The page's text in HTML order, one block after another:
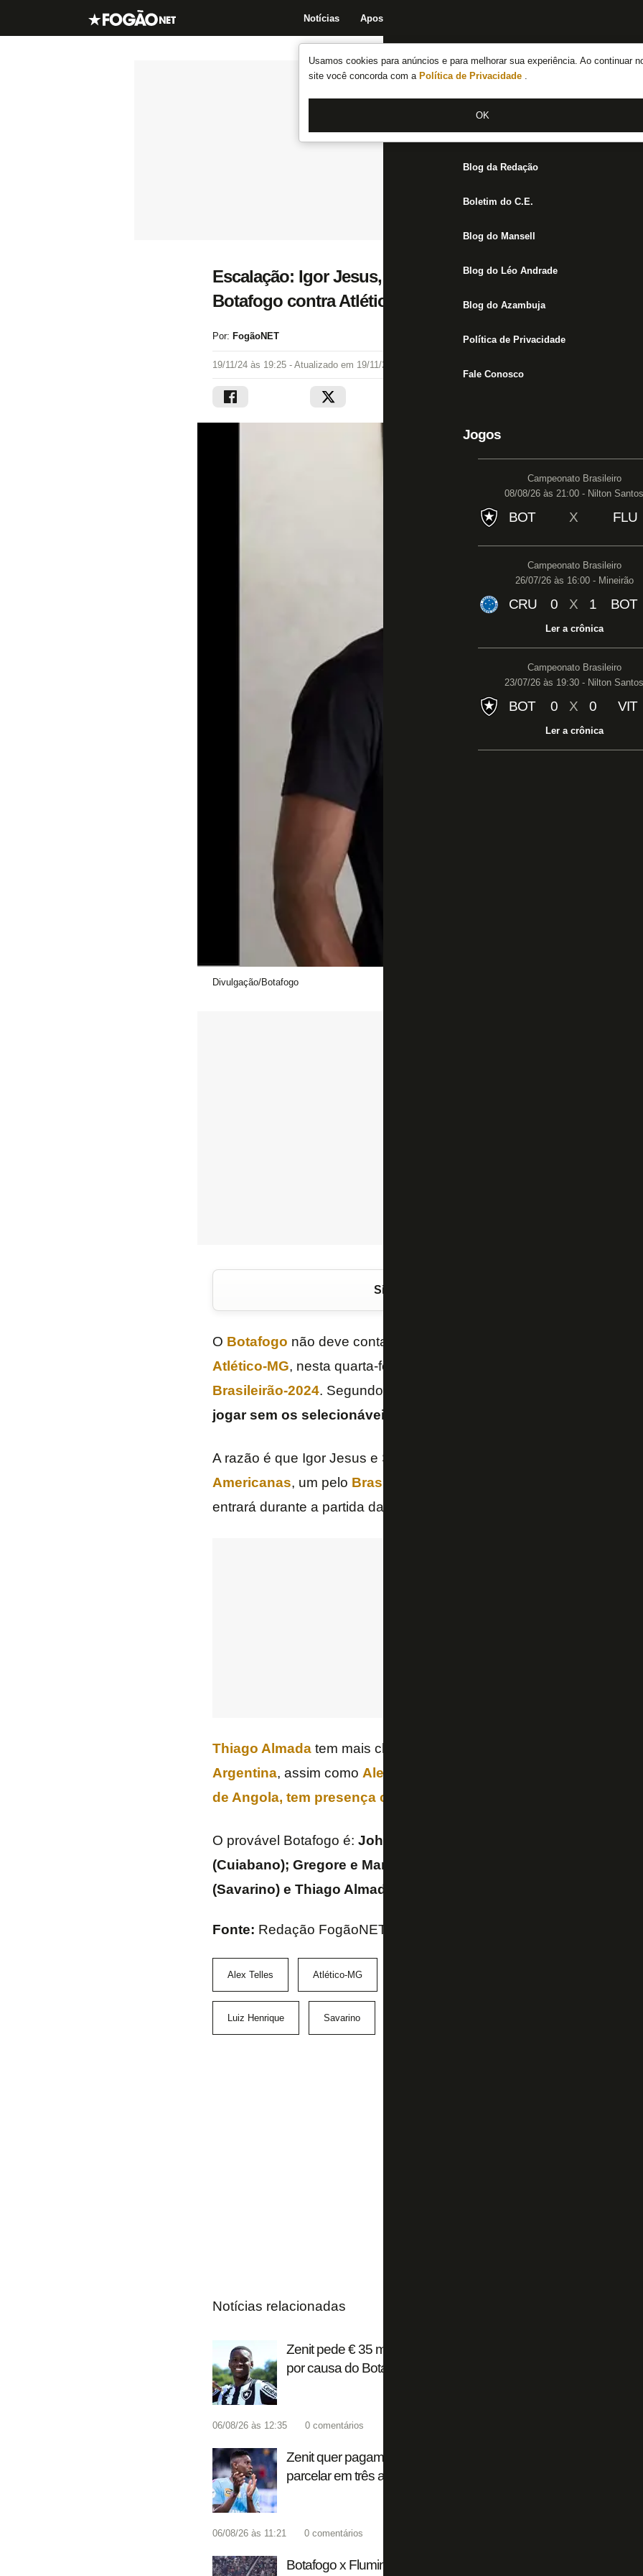
Usamos cookies para anúncios e para melhorar sua experiência. Ao continuar
site você concorda com a Política de Privacidade .
OK
Notícias Apostas
Notícias do Botafogo
Fórum
Jogos
Blog da Redação
Boletim do C.E.
Blog do Mansell
Blog do Léo Andrade
Blog do Azambuja
Política de Privacidade
Fale Conosco
Jogos
Campeonato Brasileiro
08/08/26 às 21:00 - Nilton Santos
BOT X FLU
Campeonato Brasileiro
26/07/26 às 16:00 - Mineirão
CRU 0 X 1 BOT
Ler a crônica
Campeonato Brasileiro
23/07/26 às 19:30 - Nilton Santos
BOT 0 X 0 VIT
Ler a crônica
Escalação: Igor Jesus, Savarino e Luiz Henrique devem
Botafogo contra Atlético-MG, diz site
Por: FogãoNET
19/11/24 às 19:25 - Atualizado em 19/11/24 às 19:40
Divulgação/Botafogo
Siga o FogãoNET
O Botafogo não deve contar com
Atlético-MG, nesta quarta-feira (20/11), na Arena Independência,
Brasileirão-2024. Segundo o site “GE”,
jogar sem os selecionáveis
A razão é que Igor Jesus e Savarino serão titulares nesta terça nas
Americanas, um pelo Brasil
entrará durante a partida da
Thiago Almadatem mais chances de atuar pelo Botafogo, por ser
Argentina, assim como Alex Telles
de Angola, tem presença confirmada
O provável Botafogo é: John; Vitinho, Bastos, Alexander Barboza
(Cuiabano); Gregore e Marlon Freitas; Júnior Santos (Luiz
(Savarino) e Thiago Almada; Tiquinho Soares
Fonte: Redação FogãoNET e GE
Alex Telles Atlético-MG
Luiz Henrique Savarino
Notícias relacionadas
Zenit pede € 35 milhões fixos ao Flamengo por Luiz Henrique e
por causa do Botafogo
06/08/26 às 12:35 0 comentários
Zenit quer pagamento à vista por Luiz Henrique, ex-Botafogo;
parcelar em três anos, diz site
06/08/26 às 11:21 0 comentários
Botafogo x Fluminense chega a 15 mil ingressos vendidos de